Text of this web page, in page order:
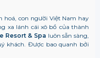
con người Việt Nam hay
xa lánh cái xô bồ của thành
Resort & Spa luôn sẵn sàng,
khách. Được bao quanh bởi